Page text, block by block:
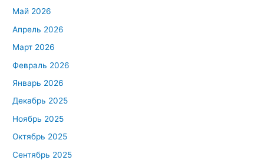
Май 2026
Апрель 2026
Март 2026
Февраль 2026
Январь 2026
Декабрь 2025
Ноябрь 2025
Октябрь 2025
Сентябрь 2025